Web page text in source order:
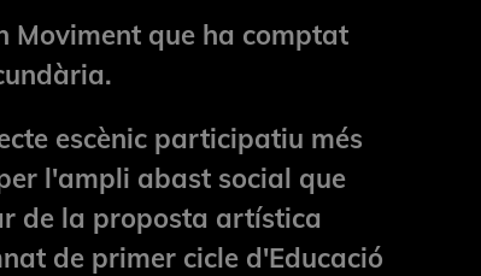
Moviment que ha comptat
escènic participatiu més
l'ampli abast social que
de la proposta artística
de primer cicle d'Educació